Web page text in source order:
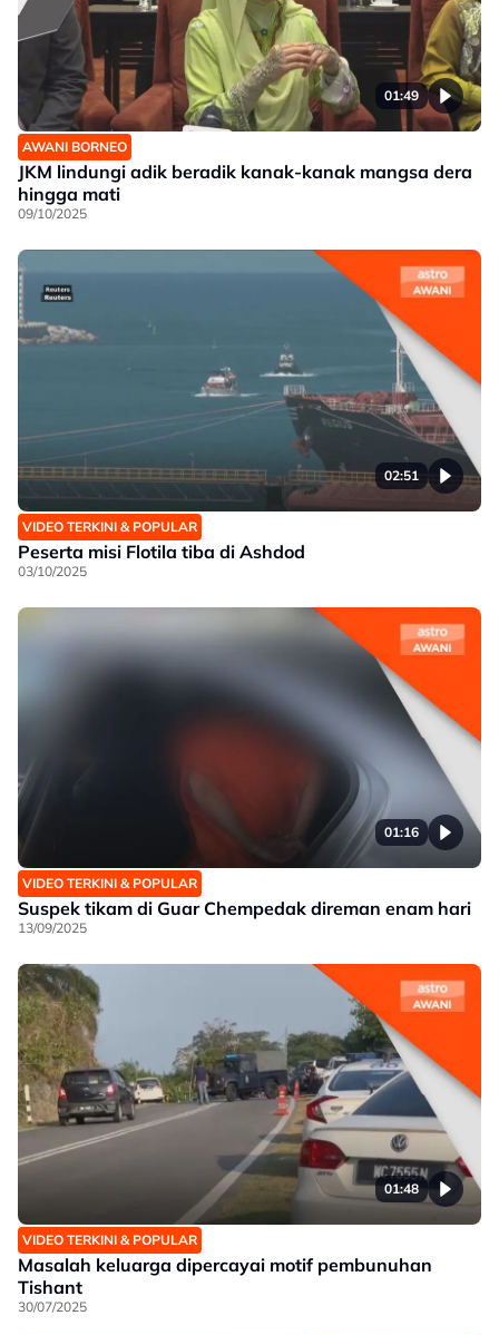
01:49
AWANI BORNEO
JKM lindungi adik beradik kanak-kanak mangsa dera
hingga mati
09/10/2025
02:51
VIDEO TERKINI & POPULAR
Peserta misi Flotila tiba di Ashdod
03/10/2025
01:16
VIDEO TERKINI & POPULAR
Suspek tikam di Guar Chempedak direman enam hari
13/09/2025
01:48
VIDEO TERKINI & POPULAR
Masalah keluarga dipercayai motif pembunuhan
Tishant
30/07/2025